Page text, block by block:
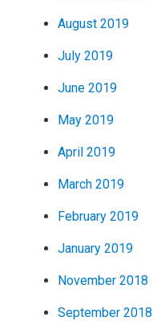
August 2019
July 2019
June 2019
May 2019
April 2019
March 2019
February 2019
January 2019
November 2018
September 2018